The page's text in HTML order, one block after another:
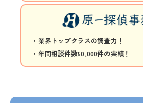
・業界トップクラスの調査力！
・年間相談件数50,000件の実績！